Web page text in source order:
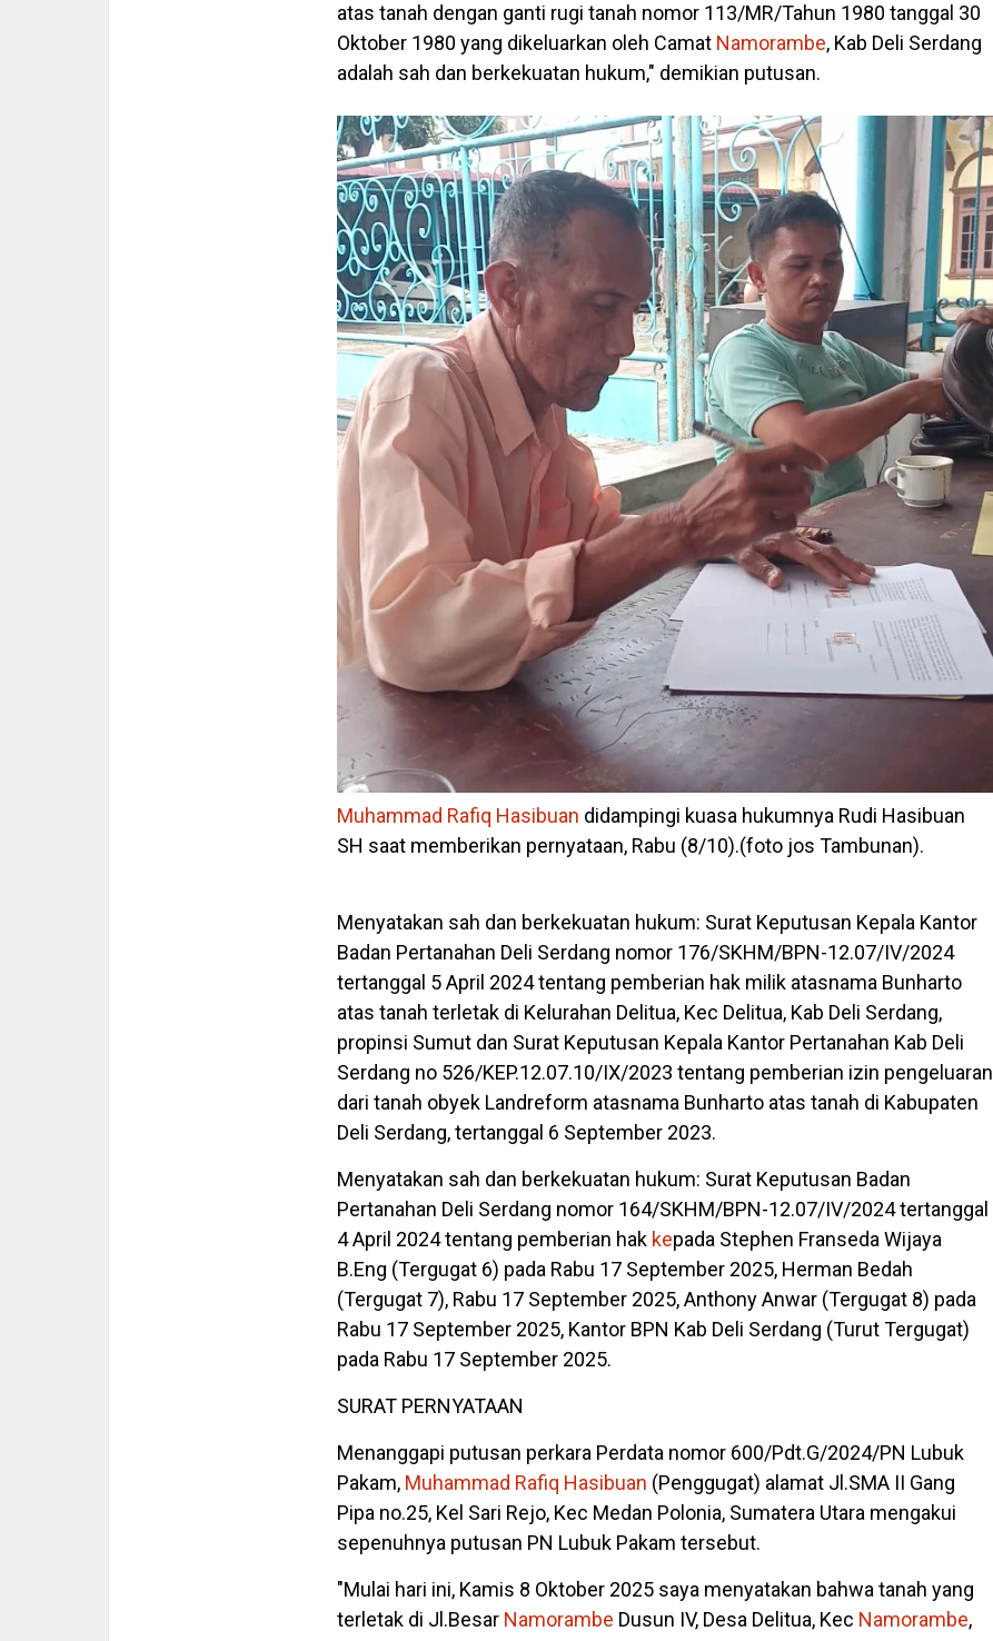
atas tanah dengan ganti rugi tanah nomor 113/MR/Tahun 1980 tanggal 30
Oktober 1980 yang dikeluarkan oleh Camat Namorambe, Kab Deli Serdang
adalah sah dan berkekuatan hukum," demikian putusan.
Muhammad Rafiq Hasibuan didampingi kuasa hukumnya Rudi Hasibuan
SH saat memberikan pernyataan, Rabu (8/10).(foto jos Tambunan).
Menyatakan sah dan berkekuatan hukum: Surat Keputusan Kepala Kantor
Badan Pertanahan Deli Serdang nomor 176/SKHM/BPN-12.07/IV/2024
tertanggal 5 April 2024 tentang pemberian hak milik atasnama Bunharto
atas tanah terletak di Kelurahan Delitua, Kec Delitua, Kab Deli Serdang,
propinsi Sumut dan Surat Keputusan Kepala Kantor Pertanahan Kab Deli
Serdang no 526/KEP.12.07.10/IX/2023 tentang pemberian izin pengeluaran
dari tanah obyek Landreform atasnama Bunharto atas tanah di Kabupaten
Deli Serdang, tertanggal 6 September 2023.
Menyatakan sah dan berkekuatan hukum: Surat Keputusan Badan
Pertanahan Deli Serdang nomor 164/SKHM/BPN-12.07/IV/2024 tertanggal
4 April 2024 tentang pemberian hak kepada Stephen Franseda Wijaya
B.Eng (Tergugat 6) pada Rabu 17 September 2025, Herman Bedah
(Tergugat 7), Rabu 17 September 2025, Anthony Anwar (Tergugat 8) pada
Rabu 17 September 2025, Kantor BPN Kab Deli Serdang (Turut Tergugat)
pada Rabu 17 September 2025.
SURAT PERNYATAAN
Menanggapi putusan perkara Perdata nomor 600/Pdt.G/2024/PN Lubuk
Pakam, Muhammad Rafiq Hasibuan (Penggugat) alamat Jl.SMA II Gang
Pipa no.25, Kel Sari Rejo, Kec Medan Polonia, Sumatera Utara mengakui
sepenuhnya putusan PN Lubuk Pakam tersebut.
"Mulai hari ini, Kamis 8 Oktober 2025 saya menyatakan bahwa tanah yang
terletak di Jl.Besar Namorambe Dusun IV, Desa Delitua, Kec Namorambe,